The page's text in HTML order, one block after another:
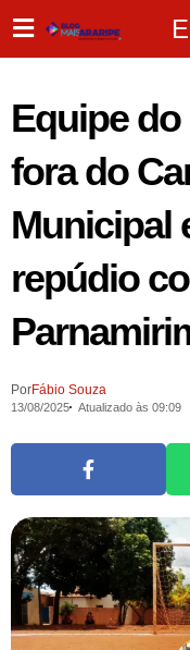
Equipe
fora do
Municipal
repúdio
PorFábio Souza
13/08/2025 Atualizado às 09:09